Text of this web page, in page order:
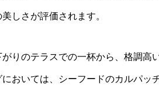
しさが評価されます。
りのテラスでの一杯から、格調高
においては、シーフードのカルパッ